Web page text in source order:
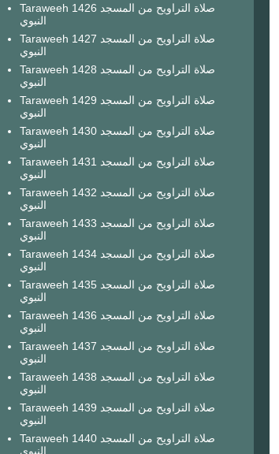
Taraweeh 1426 صلاة التراويح من المسجد
النبوي
Taraweeh 1427 صلاة التراويح من المسجد
النبوي
Taraweeh 1428 صلاة التراويح من المسجد
النبوي
Taraweeh 1429 صلاة التراويح من المسجد
النبوي
Taraweeh 1430 صلاة التراويح من المسجد
النبوي
Taraweeh 1431 صلاة التراويح من المسجد
النبوي
Taraweeh 1432 صلاة التراويح من المسجد
النبوي
Taraweeh 1433 صلاة التراويح من المسجد
النبوي
Taraweeh 1434 صلاة التراويح من المسجد
النبوي
Taraweeh 1435 صلاة التراويح من المسجد
النبوي
Taraweeh 1436 صلاة التراويح من المسجد
النبوي
Taraweeh 1437 صلاة التراويح من المسجد
النبوي
Taraweeh 1438 صلاة التراويح من المسجد
النبوي
Taraweeh 1439 صلاة التراويح من المسجد
النبوي
Taraweeh 1440 صلاة التراويح من المسجد
النبوي